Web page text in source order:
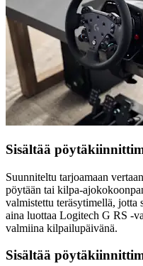
Sisältää
Suunniteltu tarjoamaan
pöytään tai kilpa-
valmistettu teräsytimellä,
aina luottaa Logitech G RS -
valmiina kilpailupäivänä.
Sisältää